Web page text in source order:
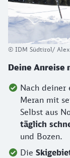
© IDM Südtirol/
Deine Anreise
Nach deiner
Meran mit
Selbst aus
täglich
und Bozen.
Die